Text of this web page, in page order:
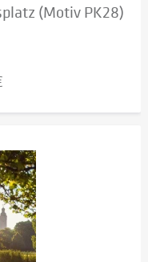
(Motiv PK28)